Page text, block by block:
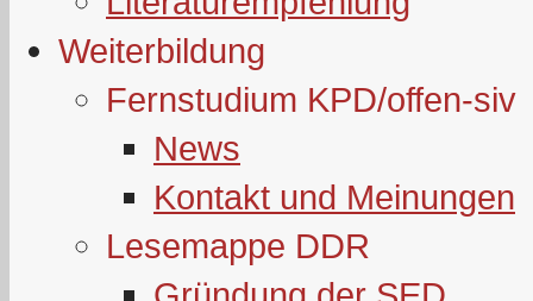
Weiterbildung
Fernstudium KPD/offen-siv
News
Kontakt und Meinungen
Lesemappe DDR